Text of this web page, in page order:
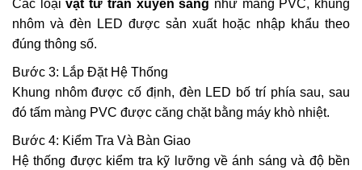
Các loạivật tư trần xuyên sáng như màng PVC, khung
nhôm và đèn LED được sản xuất hoặc nhập khẩu theo
đúng thông số.
Bước 3: Lắp Đặt Hệ Thống
Khung nhôm được cố định, đèn LED bố trí phía sau, sau
đó tấm màng PVC được căng chặt bằng máy khò nhiệt.
Bước 4: Kiểm Tra Và Bàn Giao
Hệ thống được kiểm tra kỹ lưỡng về ánh sáng và độ bền